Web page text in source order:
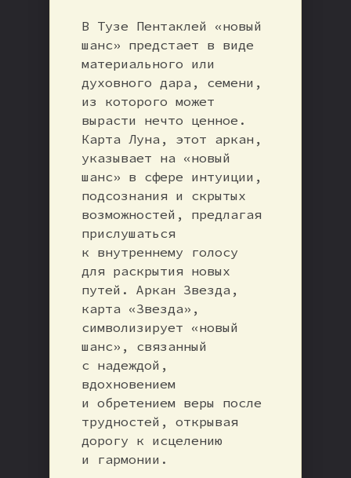
В Тузе Пентаклей «новый
шанс» предстает в виде
материального или
духовного дара, семени,
из которого может
вырасти нечто ценное.
Карта Луна, этот аркан,
указывает на «новый
шанс» в сфере интуиции,
подсознания и скрытых
возможностей, предлагая
прислушаться
к внутреннему голосу
для раскрытия новых
путей. Аркан Звезда,
карта «Звезда»,
символизирует «новый
шанс», связанный
с надеждой,
вдохновением
и обретением веры после
трудностей, открывая
дорогу к исцелению
и гармонии.